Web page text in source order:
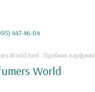
447-46-04
World 6ml Пробник
World